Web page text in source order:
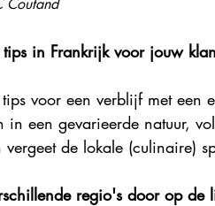
in Frankrijk voor jouw
voor een verblijf met
in een gevarieerde natuur,
vergeet de lokale (culinaire)
regio's door op de